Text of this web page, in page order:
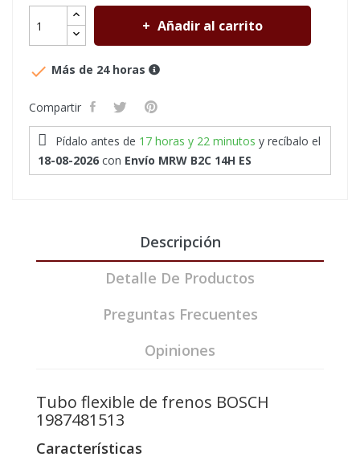
Añadir al carrito
 Más de 24 horas
Compartir
Pídalo antes de 17 horas y 22 minutos y recíbalo el
18-08-2026 con Envío MRW B2C 14H ES
Descripción
Detalle De Productos
Preguntas Frecuentes
Opiniones
Tubo flexible de frenos BOSCH
1987481513
Características